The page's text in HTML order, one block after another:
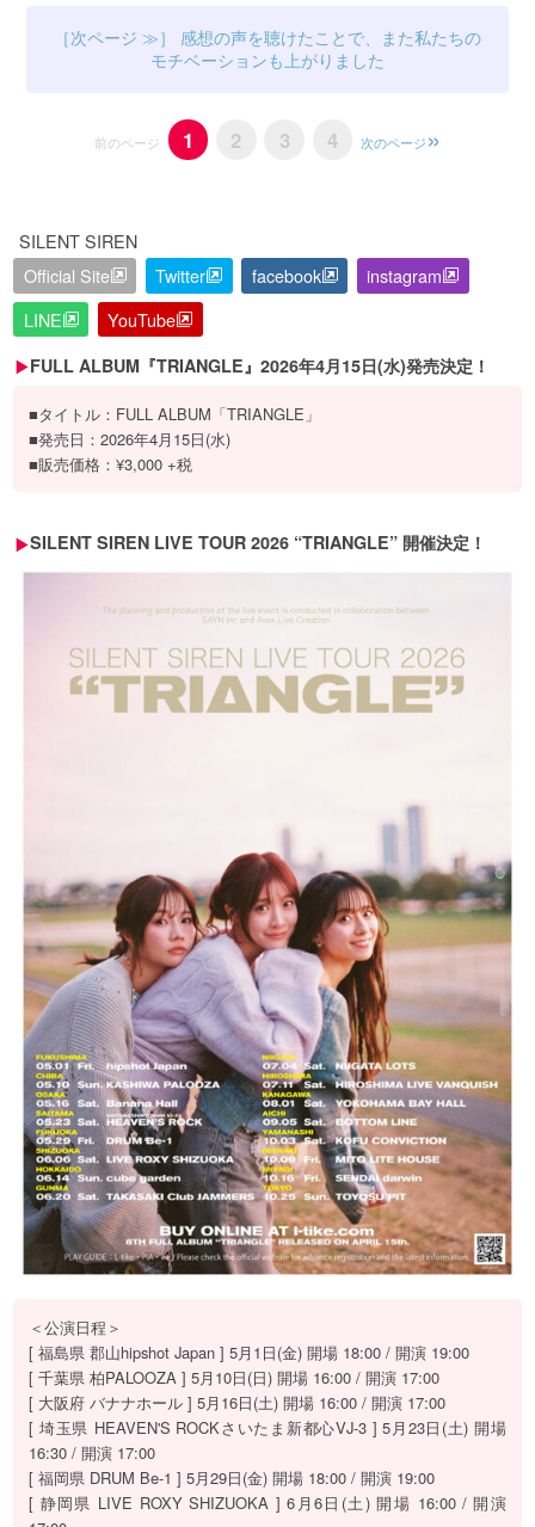
感想の声を聴けたことで、また私たちの
モチベーションも上がりました
前のページ 1 2 3 4 次のページ
SILENT SIREN
Official Site
Twitter facebook
instagram
LINE
YouTube
FULL ALBUM『TRIANGLE』2026年4月15日(水)発売決定！
■タイトル：FULL ALBUM「TRIANGLE」
■発売日：2026年4月15日(水)
■販売価格：¥3,000 +税
SILENT SIREN LIVE TOUR 2026 “TRIANGLE” 開催決定！
＜公演日程＞
[ 福島県 郡山hipshot Japan ] 5月1日(金) 開場 18:00 / 開演 19:00
[ 千葉県 柏PALOOZA ] 5月10日(日) 開場 16:00 / 開演 17:00
[ 大阪府 バナナホール ] 5月16日(土) 開場 16:00 / 開演 17:00
[ 埼玉県 HEAVEN'S ROCKさいたま新都心VJ-3 ] 5月23日(土) 開場
16:30 / 開演 17:00
[ 福岡県 DRUM Be-1 ] 5月29日(金) 開場 18:00 / 開演 19:00
[ 静岡県 LIVE ROXY SHIZUOKA ] 6月6日(土) 開場 16:00 / 開演